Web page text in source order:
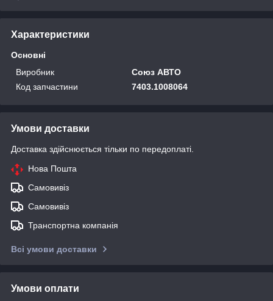
Характеристики
Основні
Виробник
Союз АВТО
Код запчастини
7403.1008064
Умови доставки
Доставка здійснюється тільки по передоплаті.
Нова Пошта
Самовивіз
Самовивіз
Транспортна компанія
Всі умови доставки
Умови оплати